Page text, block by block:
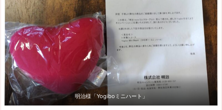
明治様「Yogiboミニハート」